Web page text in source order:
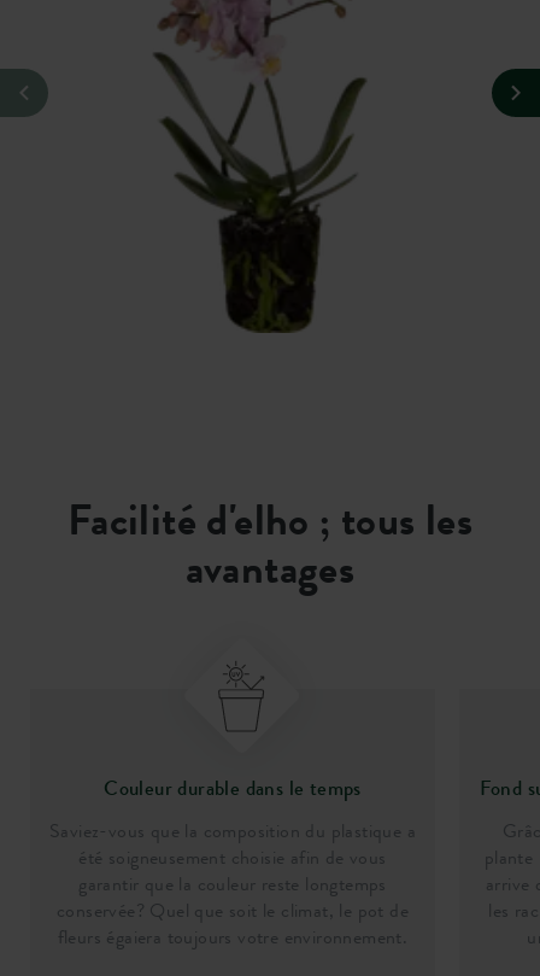
Facilité d'elho ; tous les
avantages
Couleur durable dans le temps
Saviez-vous que la composition du plastique a
été soigneusement choisie afin de vous
garantir que la couleur reste longtemps
conservée? Quel que soit le climat, le pot de
fleurs égaiera toujours votre environnement.
Fond
arrive
les